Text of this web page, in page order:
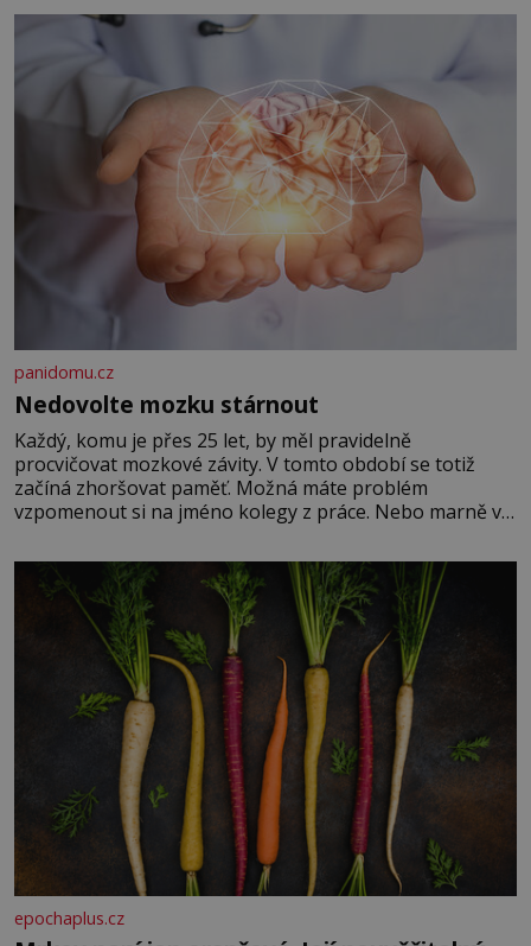
panidomu.cz
Nedovolte mozku stárnout
Každý, komu je přes 25 let, by měl pravidelně
procvičovat mozkové závity. V tomto období se totiž
začíná zhoršovat paměť. Možná máte problém
vzpomenout si na jméno kolegy z práce. Nebo marně v
Je to opravdu tak, s věkem jako kdyby se paměť
rozhodla stávkovat. Cvičte
epochaplus.cz